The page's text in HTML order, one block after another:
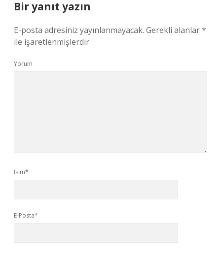
Bir yanıt yazın
E-posta adresiniz yayınlanmayacak. Gerekli alanlar*
ile işaretlenmişlerdir
Yorum
İsim*
E-Posta*